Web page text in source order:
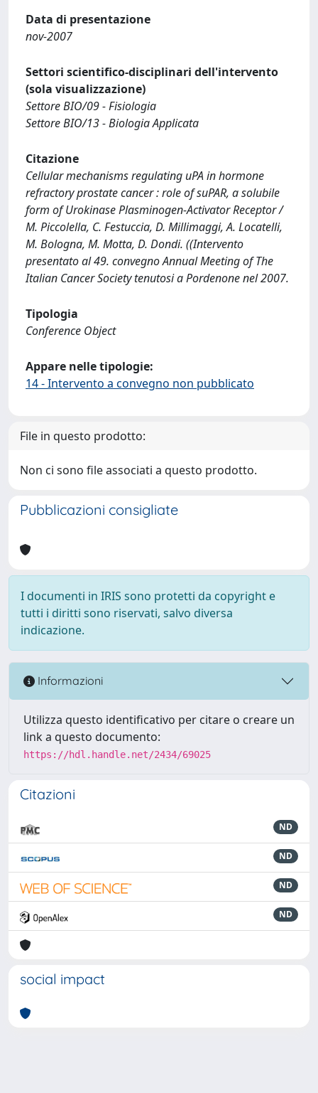
Data di presentazione
nov-2007
Settori scientifico-disciplinari dell'intervento
(sola visualizzazione)
Settore BIO/09 - Fisiologia
Settore BIO/13 - Biologia Applicata
Citazione
Cellular mechanisms regulating uPA in hormone
refractory prostate cancer : role of suPAR, a solubile
form of Urokinase Plasminogen-Activator Receptor /
M. Piccolella, C. Festuccia, D. Millimaggi, A. Locatelli,
M. Bologna, M. Motta, D. Dondi. ((Intervento
presentato al 49. convegno Annual Meeting of The
Italian Cancer Society tenutosi a Pordenone nel 2007.
Tipologia
Conference Object
Appare nelle tipologie:
14 - Intervento a convegno non pubblicato
File in questo prodotto:
Non ci sono file associati a questo prodotto.
Pubblicazioni consigliate
I documenti in IRIS sono protetti da copyright e
tutti i diritti sono riservati, salvo diversa
indicazione.
Informazioni
Utilizza questo identificativo per citare o creare un
link a questo documento:
https://hdl.handle.net/2434/69025
Citazioni
ND
ND
ND
ND
social impact